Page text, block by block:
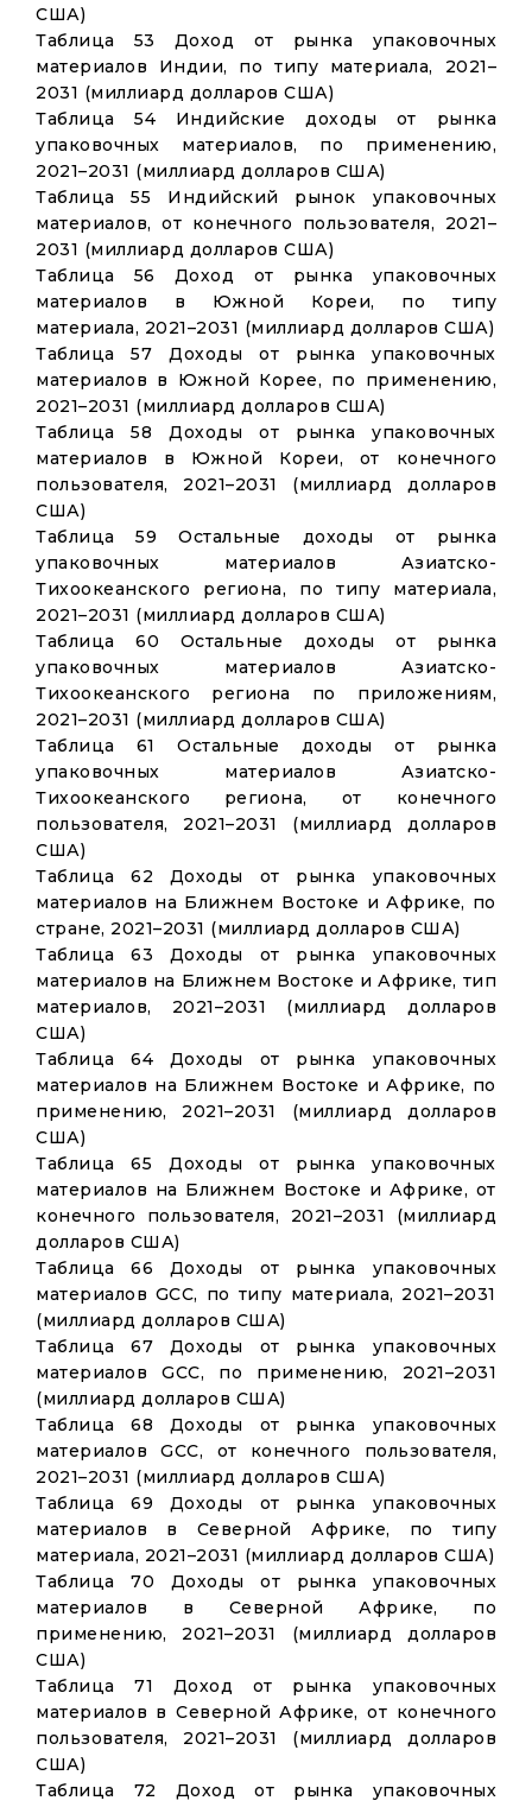
США)
Таблица 53 Доход от рынка упаковочных
материалов Индии, по типу материала, 2021–
2031 (миллиард долларов США)
Таблица 54 Индийские доходы от рынка
упаковочных материалов, по применению,
2021–2031 (миллиард долларов США)
Таблица 55 Индийский рынок упаковочных
материалов, от конечного пользователя, 2021–
2031 (миллиард долларов США)
Таблица 56 Доход от рынка упаковочных
материалов в Южной Кореи, по типу
материала, 2021–2031 (миллиард долларов США)
Таблица 57 Доходы от рынка упаковочных
материалов в Южной Корее, по применению,
2021–2031 (миллиард долларов США)
Таблица 58 Доходы от рынка упаковочных
материалов в Южной Кореи, от конечного
пользователя, 2021–2031 (миллиард долларов
США)
Таблица 59 Остальные доходы от рынка
упаковочных материалов Азиатско-
Тихоокеанского региона, по типу материала,
2021–2031 (миллиард долларов США)
Таблица 60 Остальные доходы от рынка
упаковочных материалов Азиатско-
Тихоокеанского региона по приложениям,
2021–2031 (миллиард долларов США)
Таблица 61 Остальные доходы от рынка
упаковочных материалов Азиатско-
Тихоокеанского региона, от конечного
пользователя, 2021–2031 (миллиард долларов
США)
Таблица 62 Доходы от рынка упаковочных
материалов на Ближнем Востоке и Африке, по
стране, 2021–2031 (миллиард долларов США)
Таблица 63 Доходы от рынка упаковочных
материалов на Ближнем Востоке и Африке, тип
материалов, 2021–2031 (миллиард долларов
США)
Таблица 64 Доходы от рынка упаковочных
материалов на Ближнем Востоке и Африке, по
применению, 2021–2031 (миллиард долларов
США)
Таблица 65 Доходы от рынка упаковочных
материалов на Ближнем Востоке и Африке, от
конечного пользователя, 2021–2031 (миллиард
долларов США)
Таблица 66 Доходы от рынка упаковочных
материалов GCC, по типу материала, 2021–2031
(миллиард долларов США)
Таблица 67 Доходы от рынка упаковочных
материалов GCC, по применению, 2021–2031
(миллиард долларов США)
Таблица 68 Доходы от рынка упаковочных
материалов GCC, от конечного пользователя,
2021–2031 (миллиард долларов США)
Таблица 69 Доходы от рынка упаковочных
материалов в Северной Африке, по типу
материала, 2021–2031 (миллиард долларов США)
Таблица 70 Доходы от рынка упаковочных
материалов в Северной Африке, по
применению, 2021–2031 (миллиард долларов
США)
Таблица 71 Доход от рынка упаковочных
материалов в Северной Африке, от конечного
пользователя, 2021–2031 (миллиард долларов
США)
Таблица 72 Доход от рынка упаковочных